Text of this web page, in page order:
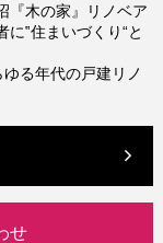
『木の家』リノベア
‟住まいづくり“と
る年代の戸建リノ
せ